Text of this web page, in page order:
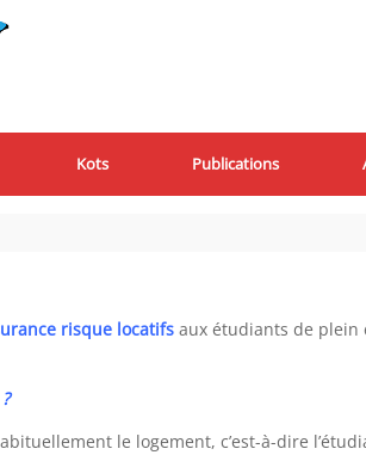
Kots Publications
risque locatifs aux étudiants de plein
le logement, c’est-à-dire